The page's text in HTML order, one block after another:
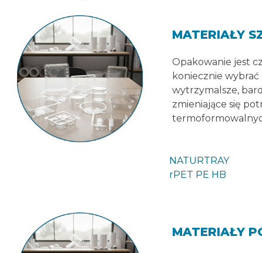
MATERIAŁY
Opakowanie jest
koniecznie
wytrzymalsze,
zmieniające się
NATURTRAY
rPET PE HB
MATERIAŁY